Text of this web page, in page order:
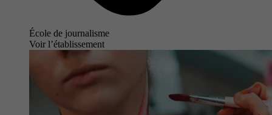
École de journalisme
Voir l’établissement